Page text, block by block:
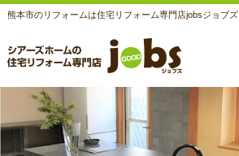
熊本市のリフォームは住宅リフォーム専門店jobsジョブズ